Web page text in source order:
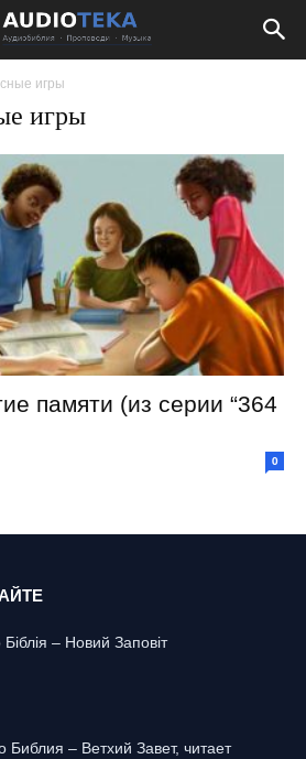
игры
игры
памяти (из серии “364
0
Біблія – Новий Заповіт
Библия – Ветхий Завет, читает